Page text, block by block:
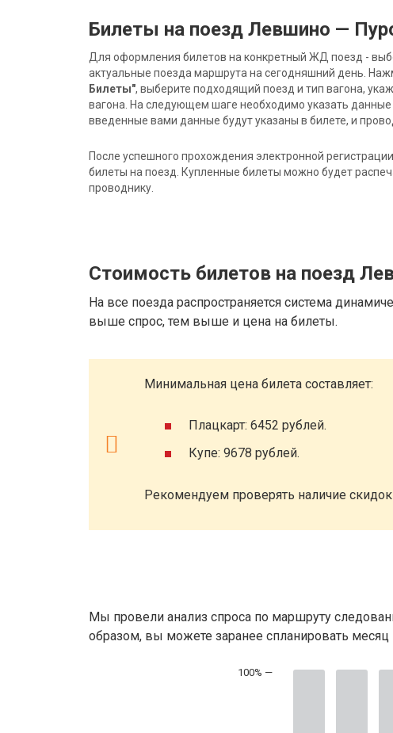
Билеты на поезд Левшино —
Для оформления билетов на конкретный ЖД поезд -
актуальные поезда маршрута на сегодняшний день.
Билеты", выберите подходящий поезд и тип вагона,
вагона. На следующем шаге необходимо указать
введенные вами данные будут указаны в билете, и
После успешного прохождения электронной
билеты на поезд. Купленные билеты можно будет
проводнику.
Стоимость билетов на поезд
На все поезда распространяется система
выше спрос, тем выше и цена на билеты.
Минимальная цена билета составляет:
Плацкарт: 6452 рублей.
Купе: 9678 рублей.
Рекомендуем проверять наличие
Мы провели анализ спроса по маршруту
образом, вы можете заранее спланировать